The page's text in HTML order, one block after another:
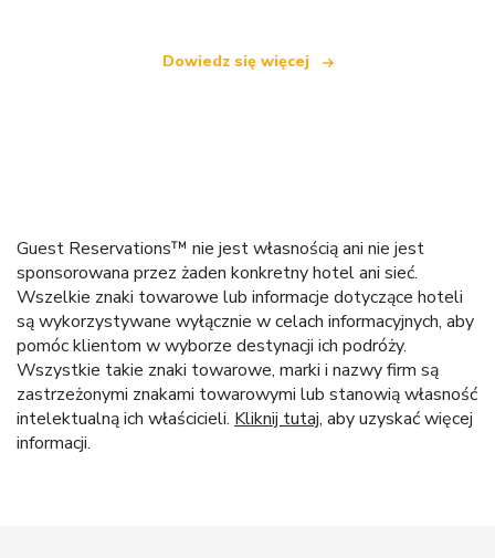
Dowiedz się więcej
Guest Reservations™ nie jest własnością ani nie jest
sponsorowana przez żaden konkretny hotel ani sieć.
Wszelkie znaki towarowe lub informacje dotyczące hoteli
są wykorzystywane wyłącznie w celach informacyjnych, aby
pomóc klientom w wyborze destynacji ich podróży.
Wszystkie takie znaki towarowe, marki i nazwy firm są
zastrzeżonymi znakami towarowymi lub stanowią własność
intelektualną ich właścicieli. Kliknij tutaj, aby uzyskać więcej
informacji.